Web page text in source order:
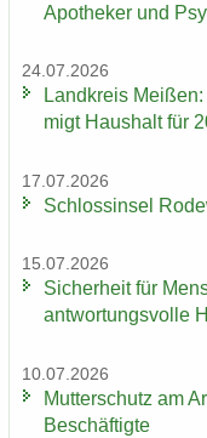
Apo­the­ker und
24.07.2026
Land­kreis
migt Haus­halt für
17.07.2026
Schloss­in­sel
15.07.2026
Si­cher­heit für
ant­wor­tungs­vol­le
10.07.2026
Mut­ter­schutz am
Be­schäf­tig­te